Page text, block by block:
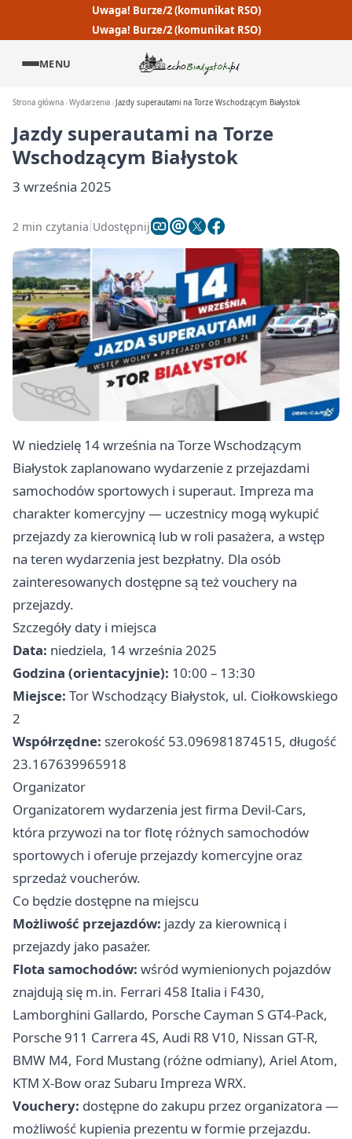
Uwaga! Burze/2 (komunikat RSO)
Uwaga! Burze/2 (komunikat RSO)
MENU
Strona główna Wydarzenia Jazdy superautami na Torze Wschodzącym Białystok
Jazdy superautami na Torze
Wschodzącym Białystok
3 września 2025
2 min czytania Udostępnij
W niedzielę 14 września na Torze Wschodzącym
Białystok zaplanowano wydarzenie z przejazdami
samochodów sportowych i superaut. Impreza ma
charakter komercyjny — uczestnicy mogą wykupić
przejazdy za kierownicą lub w roli pasażera, a wstęp
na teren wydarzenia jest bezpłatny. Dla osób
zainteresowanych dostępne są też vouchery na
przejazdy.
Szczegóły daty i miejsca
Data: niedziela, 14 września 2025
Godzina (orientacyjnie): 10:00 – 13:30
Miejsce: Tor Wschodzący Białystok, ul. Ciołkowskiego
2
Współrzędne: szerokość 53.096981874515, długość
23.167639965918
Organizator
Organizatorem wydarzenia jest firma Devil-Cars,
która przywozi na tor flotę różnych samochodów
sportowych i oferuje przejazdy komercyjne oraz
sprzedaż voucherów.
Co będzie dostępne na miejscu
Możliwość przejazdów: jazdy za kierownicą i
przejazdy jako pasażer.
Flota samochodów: wśród wymienionych pojazdów
znajdują się m.in. Ferrari 458 Italia i F430,
Lamborghini Gallardo, Porsche Cayman S GT4-Pack,
Porsche 911 Carrera 4S, Audi R8 V10, Nissan GT-R,
BMW M4, Ford Mustang (różne odmiany), Ariel Atom,
KTM X‑Bow oraz Subaru Impreza WRX.
Vouchery: dostępne do zakupu przez organizatora —
możliwość kupienia prezentu w formie przejazdu.